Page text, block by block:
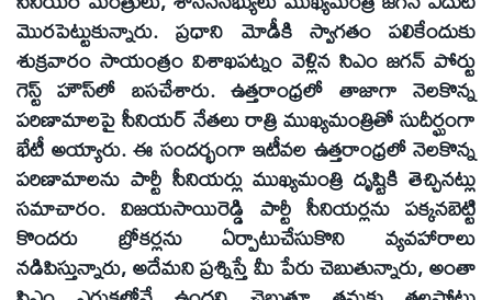
మొరపెట్టుకున్నారు. ప్రధాని మోడీకి స్వాగతం పలికేందుకు
శుక్రవారం సాయంత్రం విశాఖపట్నం వెళ్లిన సిఎం జగన్‌ పోర్టు
గెస్ట్‌ హౌస్‌లో బసచేశారు. ఉత్తరాంధ్రలో తాజాగా నెలకొన్న
పరిణామాలపై సీనియర్‌ నేతలు రాత్రి ముఖ్యమంత్రితో సుదీర్ఘంగా
భేటీ అయ్యారు. ఈ సందర్భంగా ఇటీవల ఉత్తరాంధ్రలో నెలకొన్న
పరిణామాలను పార్టీ సీనియర్లు ముఖ్యమంత్రి దృష్టికి తెచ్చినట్లు
సమాచారం. విజయసాయిరెడ్డి పార్టీ సీనియర్లను పక్కనబెట్టి
కొందరు బ్రోకర్లను ఏర్పాటుచేసుకొని వ్యవహారాలు
నడిపిస్తున్నారు, అదేమని ప్రశ్నిస్తే మీ పేరు చెబుతున్నారు, అంతా